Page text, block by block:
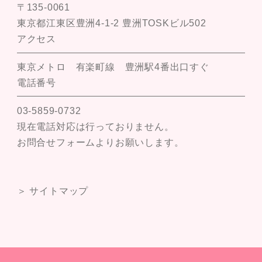
〒135-0061
東京都江東区豊洲4-1-2 豊洲TOSKビル502
アクセス
東京メトロ 有楽町線 豊洲駅4番出口すぐ
電話番号
03-5859-0732
現在電話対応は行っておりません。
お問合せフォームよりお願いします。
＞ サイトマップ